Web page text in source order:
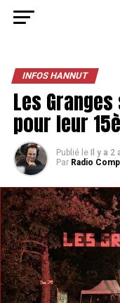
INFOS HANNUT
Les
pour leur
Publié le Il y a 2
Par Radio